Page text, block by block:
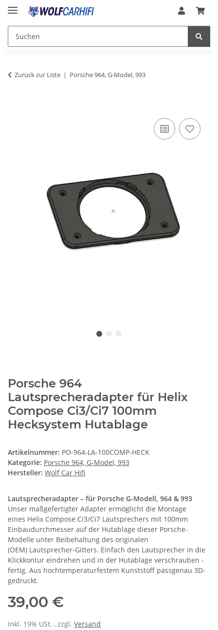
Zurück zur Liste Porsche 964, G-Model, 993
Porsche 964
Lautsprecheradapter für Helix
Compose Ci3/Ci7 100mm
Hecksystem Hutablage
Artikelnummer: PO-964-LA-100COMP-HECK
Kategorie: Porsche 964, G-Model, 993
Hersteller: Wolf Car Hifi
Lautsprecheradapter – für Porsche G-Modell, 964 & 993
Unser maßgefertigter Adapter ermöglicht die Montage
eines Helix Compose Ci3/Ci7 Lautsprechers mit 100mm
Einbaudurchmesser auf der Hutablage dieser Porsche-
Modelle unter Beibehaltung des originalen
(OEM) Lautsprecher-Gitters. Einfach den Lautsprecher in die
Klickkontur eindrehen und in der Hutablage verschrauben -
fertig. Aus hochtemperaturfestem Kunststoff passgenau 3D-
gedruckt.
39,00 €
inkl. 19% USt. , zzgl. Versand